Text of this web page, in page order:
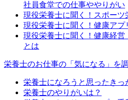
社員食堂での仕事ややりがい
現役栄養士に聞く！スポー
現役栄養士に聞く！健康ア
現役栄養士に聞く！健康経
とは
栄養士のお仕事の「気になる」を
栄養士になろうと思ったきっ
栄養士のやりがいは？